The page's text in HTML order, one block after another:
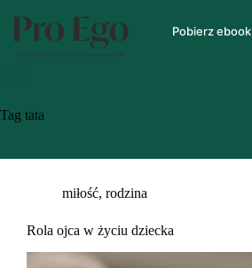
Pobierz ebook
Tag tata
miłość, rodzina
Rola ojca w życiu dziecka